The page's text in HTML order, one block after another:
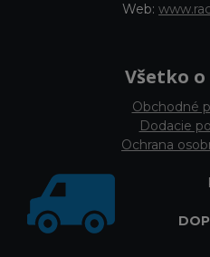
Web:
Všetko
Obchodné
Dodacie
Ochrana